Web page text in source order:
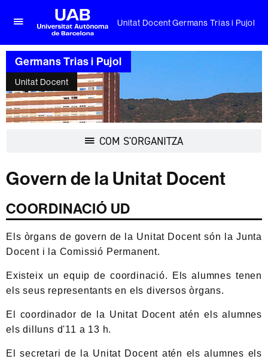
per
desplegar
el
menú
de
Unitat
Docent
Germans
Universitat
Autònoma
de
Barcelona
Unitat Docent Germans Trias i Pujol
Germans Trias i Pujol
Unitat Docent
COM S'ORGANITZA
Govern de la Unitat Docent
COORDINACIÓ UD
Els òrgans de govern de la Unitat Docent són la Junta
Docent i la Comissió Permanent.
Existeix un equip de coordinació. Els alumnes tenen
els seus representants en els diversos òrgans.
El coordinador de la Unitat Docent atén els alumnes
els dilluns d'11 a 13 h.
El secretari de la Unitat Docent atén els alumnes els